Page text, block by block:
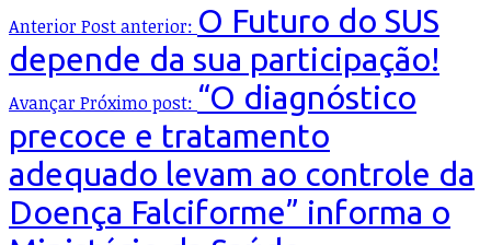
AnteriorPost anterior: O Futuro do SUS
depende da sua participação!
AvançarPróximo post: “O diagnóstico
precoce e tratamento
adequado levam ao controle da
Doença Falciforme” informa o